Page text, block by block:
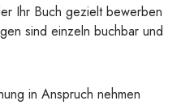
Ihr Buch gezielt bewerben
sind einzeln buchbar und
in Anspruch nehmen